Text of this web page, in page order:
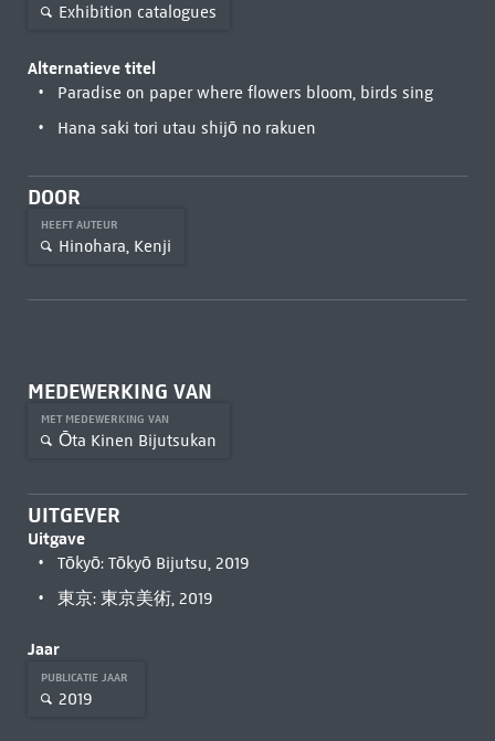
Exhibition catalogues
Alternatieve titel
Paradise on paper where flowers bloom, birds sing
Hana saki tori utau shijō no rakuen
DOOR
HEEFT AUTEUR
Hinohara, Kenji
MEDEWERKING VAN
MET MEDEWERKING VAN
Ōta Kinen Bijutsukan
UITGEVER
Uitgave
Tōkyō: Tōkyō Bijutsu, 2019
東京: 東京美術, 2019
Jaar
PUBLICATIE JAAR
2019